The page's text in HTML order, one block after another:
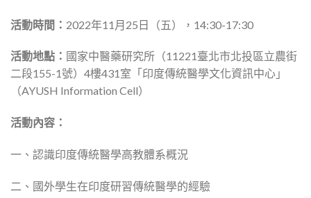
活動時間： 2022年11月25日（五），14:30-17:30
活動地點： 國家中醫藥研究所（11221臺北市北投區立農街
二段155-1號）4樓431室「印度傳統醫學文化資訊中心」
（AYUSH Information Cell）
活動內容：
一、認識印度傳統醫學高教體系概況
二、國外學生在印度研習傳統醫學的經驗